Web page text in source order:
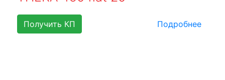
Получить КП Подробнее